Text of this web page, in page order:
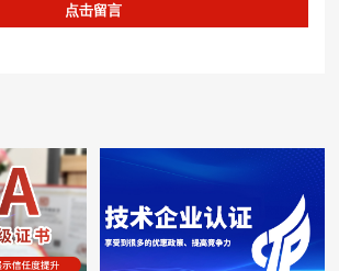
点击留言